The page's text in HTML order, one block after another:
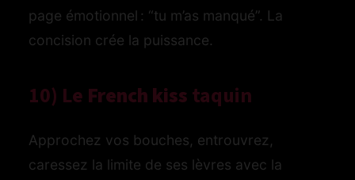
page émotionnel : “tu m’as manqué”. La
concision crée la puissance.
10) Le French kisstaquin
Approchez vos bouches, entrouvrez,
caressez la limite de ses lèvres avec la